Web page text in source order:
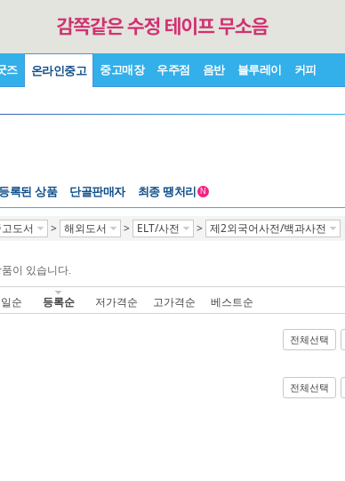
즈 온라인중고 중고매장 우주점 음반 블루레이 커피
록된 상품 단골판매자 최종 땡처리 N
도서 > 해외도서 > ELT/사전 > 제2외국어사전/백과사전
이 있습니다.
순 등록순 저가격순 고가격순 베스트순
전체선택
전체선택